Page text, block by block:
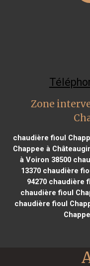
Zone
chaudière fioul
Chappee à
à Voiron 38500
13370chaudière
94270 chaudière
chaudière fioul
chaudière fioul